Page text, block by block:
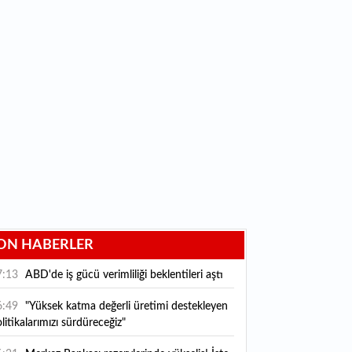
HABERLER
ABD'de iş gücü verimliliği beklentileri aştı
"Yüksek katma değerli üretimi destekleyen
sürdüreceğiz"